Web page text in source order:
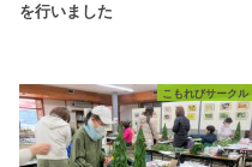
を行いました
こもれびサークル